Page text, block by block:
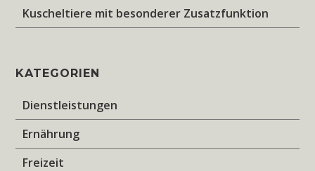
Kuscheltiere mit besonderer Zusatzfunktion
KATEGORIEN
Dienstleistungen
Ernährung
Freizeit